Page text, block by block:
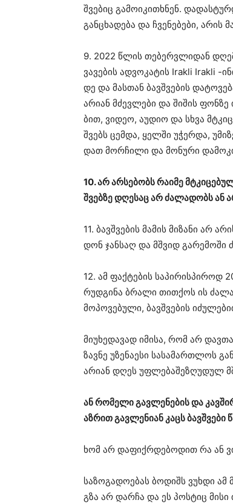
შვე­ბიც გა­მო­ი­კი­თხნენ.
გან­ცხა­დე­ბა და ჩვე­ნე­ბე­ბი,
9. 2022 წლის თე­ბერ­ვლი­დან
ვა­ვე­ბის ად­ვო­კა­ტის Irakli Irakli
დე და მას­თან ბავ­შვე­ბის
არი­ან მძევ­ლე­ბი და ში­შის
ბით, ვი­დეო, აუ­დიო და სხვა
შვებს ცემ­და, ყელ­ში უჭერ­და,
დათ მორ­ჩი­ლი და მო­ნუ­რი
10. არ არ­სე­ბობს რა­ი­მე
შვებ­ზე დღე­საც არ ძა­ლა­დობს ან
11. ბავ­შვე­ბის მა­მის მი­ზა­ნი არ
დონ ჯან­საღ და მშვიდ გა­რე­მო­ში
12. ამ ფაქ­ტე­ბის სა­პი­რის­პი­როდ
რუდ­გი­ნა ბრა­ლი თით­ქოს ის
მო­პო­ვე­ბუ­ლი, ბავ­შვე­ბის
მი­უ­ხე­და­ვად იმი­სა, რომ არ
ზავ­ნე უზე­ნა­ე­სი სა­სა­მარ­თლოს
არი­ან დღეს უფ­ლე­ბა­შე­ზღუ­დულ
ან რო­მე­ლი გავ­ლე­ნე­ბის და
აზ­რით გავ­ლე­ნი­ან კაცს
ხომ არ და­ფიქ­რდე­ბო­დით რა ან
სა­ზო­გა­დო­ე­ბას ბო­დიშს ვუხ­დი ამ
გზა არ დარ­ჩა და ეს პოს­ტიც მისი